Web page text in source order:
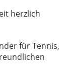
herzlich
für Tennis,